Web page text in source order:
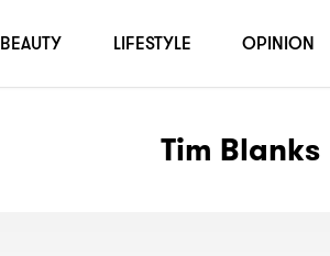
Tim Blanks
BEAUTY LIFESTYLE OPINION